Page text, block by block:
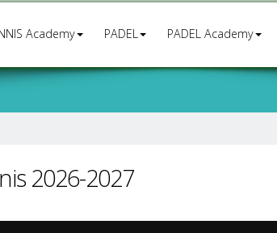
Academy PADEL PADEL Academy
2026-2027